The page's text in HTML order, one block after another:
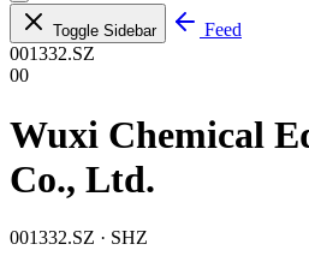
Toggle Sidebar
Feed
001332.SZ
00
Wuxi Chemical
Co., Ltd.
001332.SZ · SHZ